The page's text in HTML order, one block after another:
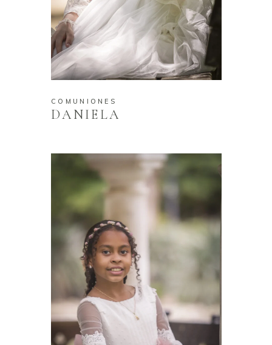
COMUNIONES
DANIELA